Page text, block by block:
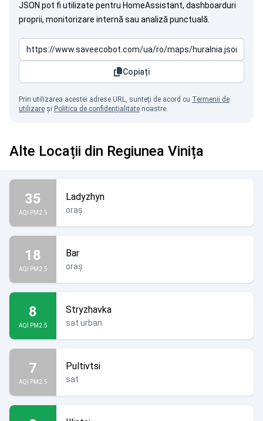
JSON pot fi utilizate pentru HomeAssistant, dashboarduri
proprii, monitorizare internă sau analiză punctuală.
Copiați
Prin utilizarea acestei adrese URL, sunteți de acord cu Termenii de
utilizare și Politica de confidențialitate noastre.
Alte Locații din Regiunea Vinița
35
AQI PM2.5
Ladyzhyn
oraș
18
AQI PM2.5
Bar
oraș
8
AQI PM2.5
Stryzhavka
sat urban
7
AQI PM2.5
Pultivtsi
sat